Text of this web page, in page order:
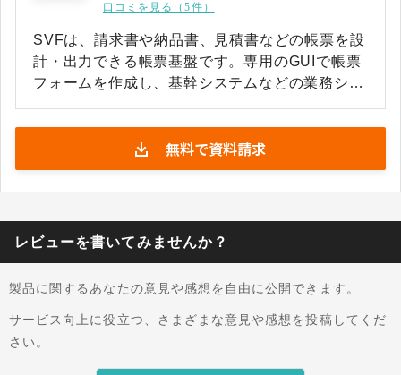
口コミを見る（5件）
SVFは、請求書や納品書、見積書などの帳票を設
計・出力できる帳票基盤です。専用のGUIで帳票
フォームを作成し、基幹システムなどの業務シス
す。ハードウェアやOS、プリンターに依存しに
くい設計となっており、さまざまなシステム環境
で利用できる点も特徴です。 製造業や金融業、小
売・流通、建設業など幅広い業種で導入されてお
門などで活用されています。紙への印刷だけでな
く、PDFやExcelなど複数形式での出力にも対応
きます。 また、電子帳票の保管や配信などが必要
な場合は、SVF ArchiverやSVF Transactなどの
関連製品と組み合わせることで、帳票業務全体の
無料で資料請求
レビューを書いてみませんか？
製品に関するあなたの意見や感想を自由に公開できます。
サービス向上に役立つ、さまざまな意見や感想を投稿してくだ
さい。